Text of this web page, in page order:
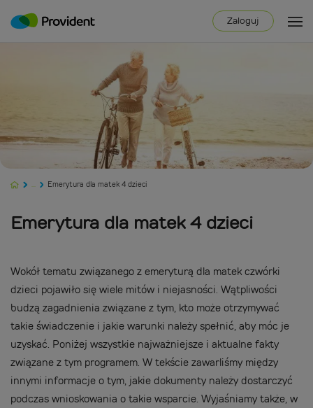
Zaloguj
... Emerytura dla matek 4 dzieci
Emerytura dla matek 4 dzieci
Wokół tematu związanego z emeryturą dla matek czwórki
dzieci pojawiło się wiele mitów i niejasności. Wątpliwości
budzą zagadnienia związane z tym, kto może otrzymywać
takie świadczenie i jakie warunki należy spełnić, aby móc je
uzyskać. Poniżej wszystkie najważniejsze i aktualne fakty
związane z tym programem. W tekście zawarliśmy między
innymi informacje o tym, jakie dokumenty należy dostarczyć
podczas wnioskowania o takie wsparcie. Wyjaśniamy także, w